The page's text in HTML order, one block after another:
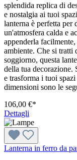
splendida replica di
e nostalgia ai tuoi
lanterna è perfetta per
un'atmosfera calda e
appenderla
ambiente. Che si
soggiorno, questa
della tua decorazione.
e trasforma i tuoi
dimensioni sono le
106,00 €*
Dettagli
Lanterna in ferro da